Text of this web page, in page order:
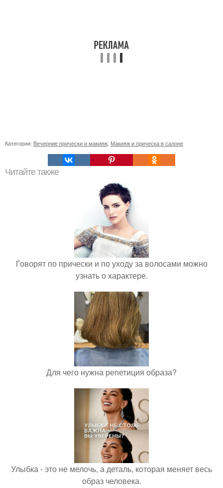
Категории: Вечерние прически и макияж Макияж и прическа в салоне
Читайте также
Говорят по прически и по уходу за волосами можно
узнать о характере.
Для чего нужна репетиция образа?
Улыбка - это не мелочь, а деталь, которая меняет весь
образ человека.